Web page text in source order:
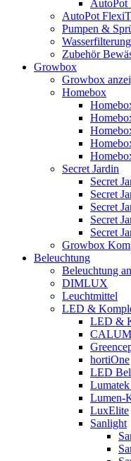
AutoPot
AutoPot
Pumpen &
Zubehör
Growbox
Growbox
Homebox
Secret Jardin
Secret
Secret
Secret
Secret
Secret
Growbox
Beleuchtung
Beleuchtung
DIMLUX
Leuchtmittel
LED &
LED &
hortiOne
LED
Lumen-
LuxElite
Sanlight